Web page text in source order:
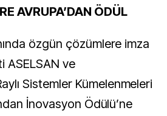
AVRUPA’DAN ÖDÜL
özgün çözümlere imza
ASELSAN ve
Sistemler Kümelenmeleri
İnovasyon Ödülü’ne